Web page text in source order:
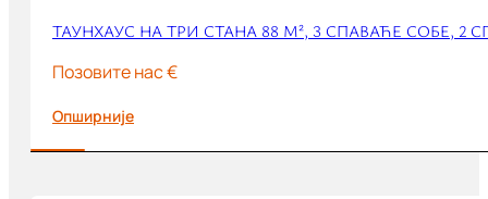
ТАУНХАУС НА ТРИ СТАНА 88 М², 3 СПАВАЋЕ СОБЕ, 2
Позовите нас €
Опширније